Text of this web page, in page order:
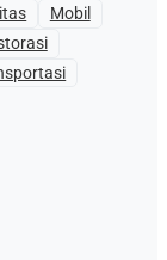
Mobil